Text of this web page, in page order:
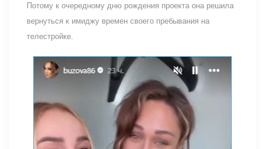
Потому к очередному дню рождения проекта она решила
вернуться к имиджу времен своего пребывания на
телестройке.